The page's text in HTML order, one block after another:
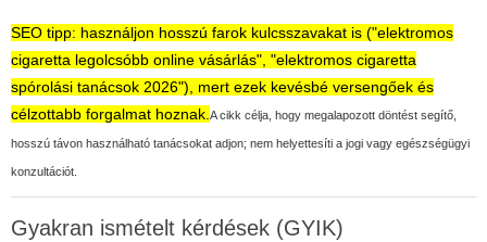
SEO tipp: használjon hosszú farok kulcsszavakat is ("elektromos
cigaretta legolcsóbb online vásárlás", "elektromos cigaretta
spórolási tanácsok 2026"), mert ezek kevésbé versengőek és
célzottabb forgalmat hoznak. A cikk célja, hogy megalapozott döntést segítő,
hosszú távon használható tanácsokat adjon; nem helyettesíti a jogi vagy egészségügyi
konzultációt.
Gyakran ismételt kérdések (GYIK)